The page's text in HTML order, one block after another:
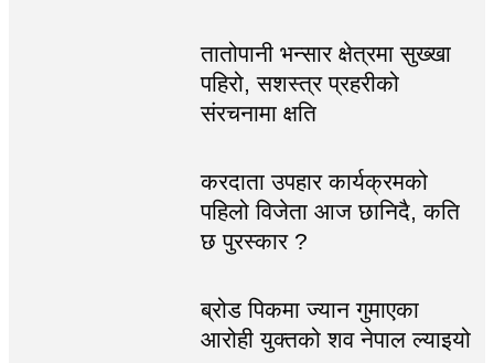
तातोपानी भन्सार क्षेत्रमा सुख्खा
पहिरो, सशस्त्र प्रहरीको
संरचनामा क्षति
करदाता उपहार कार्यक्रमको
पहिलो विजेता आज छानिदै, कति
छ पुरस्कार ?
ब्रोड पिकमा ज्यान गुमाएका
आरोही युक्तको शव नेपाल ल्याइयो